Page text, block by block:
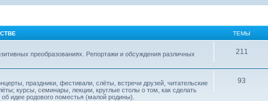
ТЕМЫ
преобразованиях. Репортажи и обсуждения различных
211
праздники, фестивали, слёты, встречи друзей, читательские
курсы, семинары, лекции, круглые столы о том, как сделать
идее родового поместья (малой родины).
93